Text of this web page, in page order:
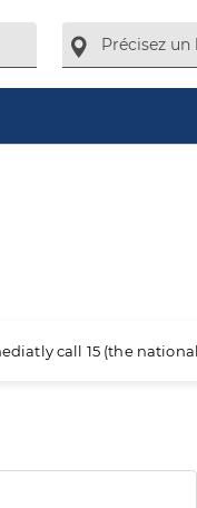
call 15 (the